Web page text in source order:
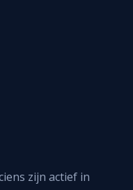
zijn actief in